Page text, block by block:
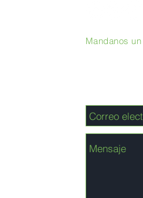
Mandanos